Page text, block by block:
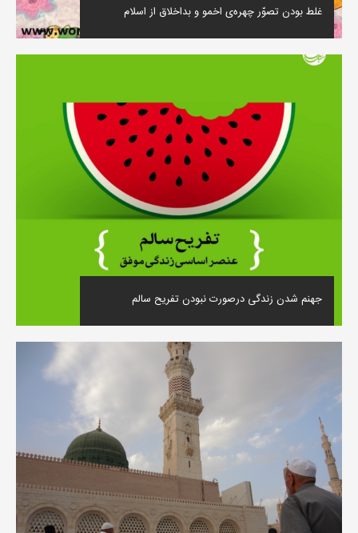
غلط بودن تصوّر چهره‌ی اخمو و بداخلاق از اسلام
جهنم شدن زندگی درصورت نبودن تفریح سالم